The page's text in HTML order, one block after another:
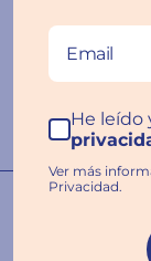
He leído
Ver más
Privacidad.